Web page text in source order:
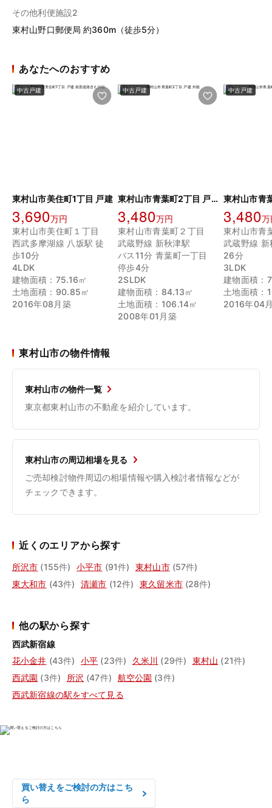
その他利便施設2
東村山野口郵便局 約360m（徒歩5分）
あなたへのおすすめ
中古戸建
東村山市美住町1丁目 戸建
3,690万円
東村山市美住町１丁目
西武多摩湖線 八坂駅 徒
歩10分
4LDK
建物面積：75.16㎡
土地面積：90.85㎡
2016年08月築
中古戸建
東村山市青葉町2丁目 戸建
3,480万円
東村山市青葉町２丁目
武蔵野線 新秋津駅
バス11分 青葉町一丁目
停歩4分
2SLDK
建物面積：84.13㎡
土地面積：106.14㎡
2008年01月築
中古戸建
3,480万
東村山市青
武蔵野線
26分
3LDK
建物面積：
土地面積：
2016年04
東村山市の物件情報
東村山市の物件一覧
東京都東村山市の不動産を紹介しています。
東村山市の周辺相場を見る
ご売却検討物件周辺の相場情報や購入検討者情報などが
チェックできます。
近くのエリアから探す
所沢市 (155件) 小平市 (91件) 東村山市 (57件)
東大和市 (43件) 清瀬市 (12件) 東久留米市 (28件)
他の駅から探す
西武新宿線
花小金井 (43件) 小平 (23件) 久米川 (29件) 東村山 (21件)
西武園 (3件) 所沢 (47件) 航空公園 (3件)
西武新宿線の駅をすべて見る
買い替えをご検討の方はこち
ら